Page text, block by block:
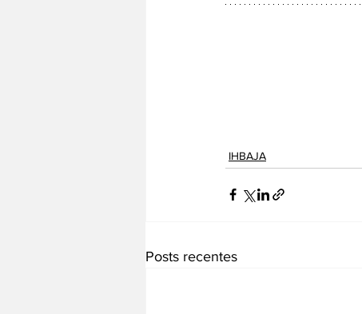
IHBAJA
Posts recentes